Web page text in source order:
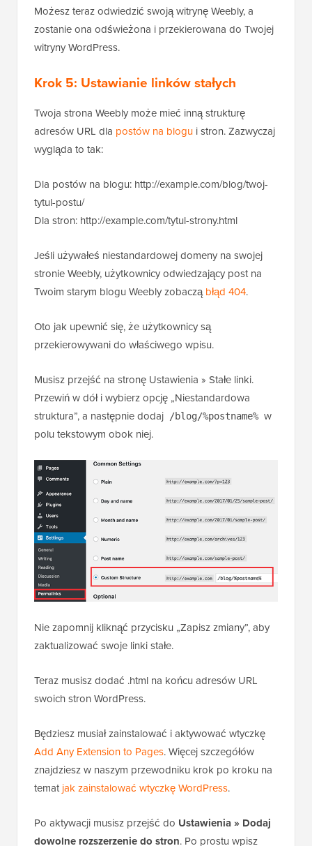
Możesz teraz odwiedzić swoją witrynę Weebly, a
zostanie ona odświeżona i przekierowana do Twojej
witryny WordPress.
Krok 5: Ustawianie linków stałych
Twoja strona Weebly może mieć inną strukturę
adresów URL dla postów na blogu i stron. Zazwyczaj
wygląda to tak:
Dla postów na blogu: http://example.com/blog/twoj-
tytul-postu/
Dla stron: http://example.com/tytul-strony.html
Jeśli używałeś niestandardowej domeny na swojej
stronie Weebly, użytkownicy odwiedzający post na
Twoim starym blogu Weebly zobacząbłąd 404.
Oto jak upewnić się, że użytkownicy są
przekierowywani do właściwego wpisu.
Musisz przejść na stronę Ustawienia » Stałe linki.
Przewiń w dół i wybierz opcję „Niestandardowa
struktura”, a następnie dodaj
/blog/%postname% w
polu tekstowym obok niej.
Nie zapomnij kliknąć przycisku „Zapisz zmiany”, aby
zaktualizować swoje linki stałe.
Teraz musisz dodać .html na końcu adresów URL
swoich stron WordPress.
Będziesz musiał zainstalować i aktywować wtyczkę
Add Any Extension to Pages. Więcej szczegółów
znajdziesz w naszym przewodniku krok po kroku na
tematjak zainstalować wtyczkę WordPress.
Po aktywacji musisz przejść do Ustawienia » Dodaj
dowolne rozszerzenie do stron. Po prostu wpisz